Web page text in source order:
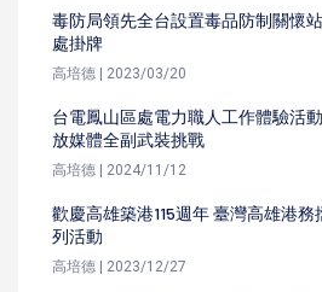
毒防局領先全台設置毒品防制關懷
處掛牌
高培德 | 2023/03/20
台電鳳山區處電力職人工作體驗活
放媒體全副武裝挑戰
高培德 | 2024/11/12
歡慶高雄築港115週年 臺灣高雄港
列活動
高培德 | 2023/12/27